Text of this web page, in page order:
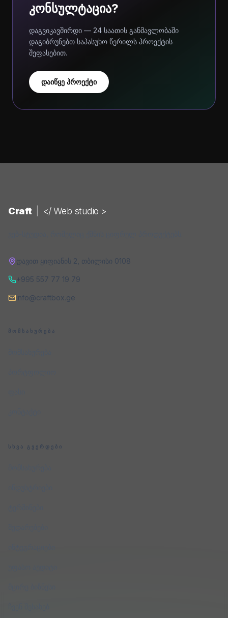
კონსულტაცია?
დაგვიკავშირდი — 24 საათის განმავლობაში
დაგიბრუნებთ საპასუხო წერილს პროექტის
შეფასებით.
დაიწყე პროექტი
Craft </ Web studio >
დავით ყიფიანის 2 თბილისი 0108
+995 557 77 19 79
info@craftbox.ge
ᲛᲝᲛᲡᲐᲮᲣᲠᲔᲑᲐ
ᲡᲮᲕᲐ ᲒᲕᲔᲠᲓᲔᲑᲘ